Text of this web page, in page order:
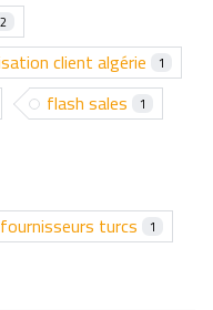
2
client algérie 1
flash sales 1
fournisseurs turcs 1